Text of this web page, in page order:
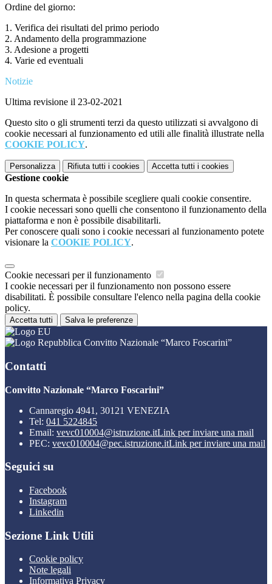
Ordine del giorno:
1. Verifica dei risultati del primo periodo
2. Andamento della programmazione
3. Adesione a progetti
4. Varie ed eventuali
Notizie
Ultima revisione il 23-02-2021
Questo sito o gli strumenti terzi da questo utilizzati si avvalgono di
cookie necessari al funzionamento ed utili alle finalità illustrate nella
COOKIE POLICY.
Personalizza Rifiuta tutti i cookies Accetta tutti i cookies
Gestione cookie
In questa schermata è possibile scegliere quali cookie consentire.
I cookie necessari sono quelli che consentono il funzionamento della
piattaforma e non è possibile disabilitarli.
Per conoscere quali sono i cookie necessari al funzionamento potete
visionare la COOKIE POLICY.
Cookie necessari per il funzionamento
I cookie necessari per il funzionamento non possono essere
disabilitati. È possibile consultare l'elenco nella pagina della cookie
policy.
Accetta tutti Salva le preferenze
Convitto Nazionale “Marco Foscarini”
Contatti
Convitto Nazionale “Marco Foscarini”
Cannaregio 4941, 30121 VENEZIA
Tel: 041 5224845
Email: vevc010004@istruzione.itLink per inviare una mail
PEC: vevc010004@pec.istruzione.itLink per inviare una mail
Seguici su
Facebook
Instagram
Linkedin
Sezione Link Utili
Cookie policy
Note legali
Informativa Privacy